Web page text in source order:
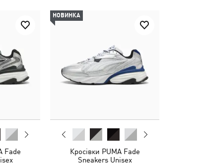
Fade
НОВИНКА
Кросівки PUMA Fade
Sneakers Unisex